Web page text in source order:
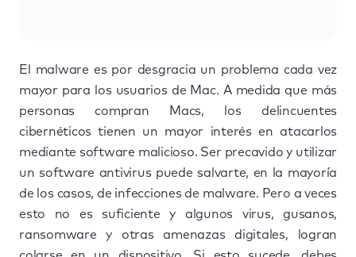
El malware es por desgracia un problema cada vez
mayor para los usuarios de Mac. A medida que más
personas compran Macs, los delincuentes
cibernéticos tienen un mayor interés en atacarlos
mediante software malicioso. Ser precavido y utilizar
un software antivirus puede salvarte, en la mayoría
de los casos, de infecciones de malware. Pero a veces
esto no es suficiente y algunos virus, gusanos,
ransomware y otras amenazas digitales, logran